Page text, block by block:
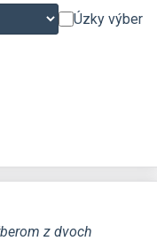
Úzky výber
z dvoch